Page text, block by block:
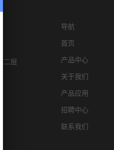
二层
导航
首页
产品中心
关于我们
产品应用
招聘中心
联系我们